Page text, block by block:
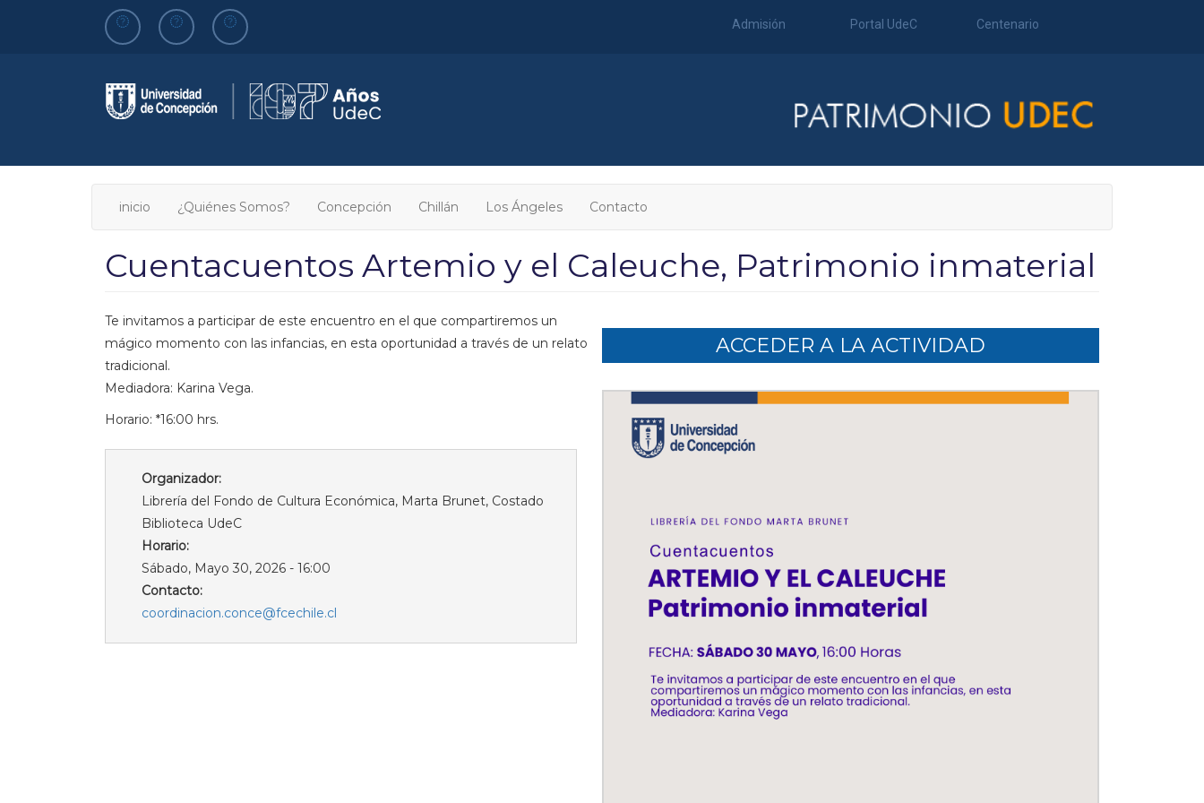
Admisión Portal UdeC Centenario
inicio ¿Quiénes Somos? Concepción Chillán Los Ángeles Contacto
Cuentacuentos Artemio y el Caleuche, Patrimonio inmaterial
Te invitamos a participar de este encuentro en el que compartiremos un
mágico momento con las infancias, en esta oportunidad a través de un relato
tradicional.
Mediadora: Karina Vega.
Horario: *16:00 hrs.
Organizador:
Librería del Fondo de Cultura Económica, Marta Brunet, Costado
Biblioteca UdeC
Horario:
Sábado, Mayo 30, 2026 - 16:00
Contacto:
coordinacion.conce@fcechile.cl
ACCEDER A LA ACTIVIDAD